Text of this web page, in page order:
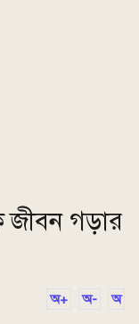
জীবন গড়ার
অ+ অ- অ